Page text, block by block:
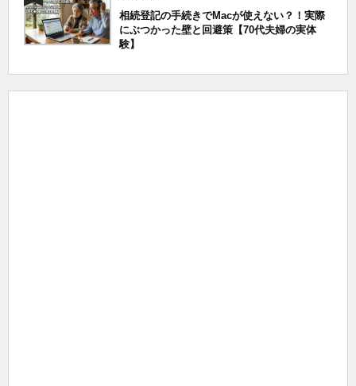
相続登記の手続きでMacが使えない？！実際
にぶつかった壁と回避策【70代夫婦の実体
験】